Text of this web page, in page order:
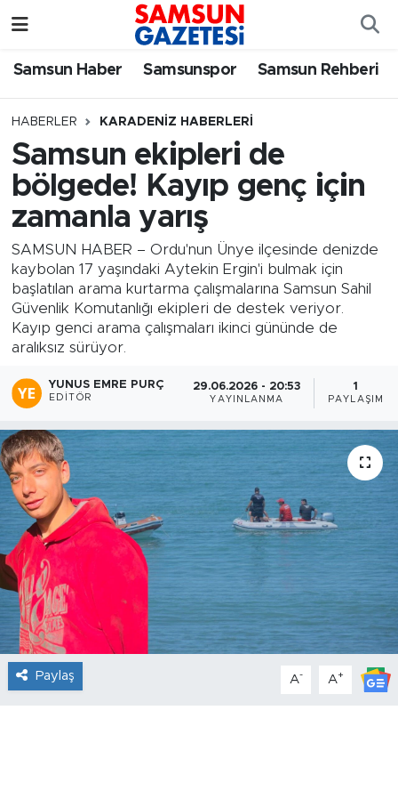
Samsun Haber Samsunspor Samsun Rehberi
HABERLER KARADENIZ HABERLERI
Samsun ekipleri de
bölgede! Kayıp genç için
zamanla yarış
SAMSUN HABER – Ordu'nun Ünye ilçesinde denizde
kaybolan 17 yaşındaki Aytekin Ergin'i bulmak için
başlatılan arama kurtarma çalışmalarına Samsun Sahil
Güvenlik Komutanlığı ekipleri de destek veriyor.
Kayıp genci arama çalışmaları ikinci gününde de
aralıksız sürüyor.
YUNUS EMRE PURÇ
EDITÖR
29.06.2026 - 20:53
YAYINLANMA
1
PAYLAŞIM
Paylaş A- A+
Samsun Haber
Samsun Rehberi
Resmi İlanlar
Samsun Nöbetçi Eczaneler
Samsun Hava Durumu
SAMSUN Namaz Vakitleri
Samsun Trafik Yoğunluk Haritası
Süper Lig Puan Durumu ve Fikstür
Tüm Manşetler
Son Dakika Haberleri
Haber Arşivi